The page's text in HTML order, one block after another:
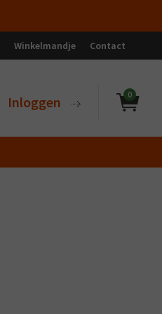
Winkelmandje Contact
Inloggen 0